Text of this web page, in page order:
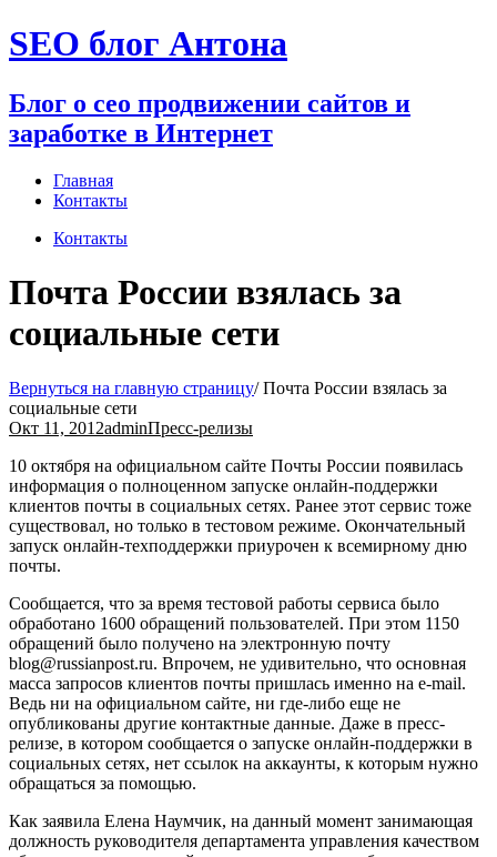
Перейти
к
SEO блог Антона
Блог о сео продвижении сайтов и
заработке в Интернет
Главная
Контакты
Контакты
Почта России взялась за
социальные сети
Вернуться на главную страницу/Почта России взялась за
социальные сети
Окт 11, 2012adminПресс-релизы
10 октября на официальном сайте Почты России появилась
информация о полноценном запуске онлайн-поддержки
клиентов почты в социальных сетях. Ранее этот сервис тоже
существовал, но только в тестовом режиме. Окончательный
запуск онлайн-техподдержки приурочен к всемирному дню
почты.
Сообщается, что за время тестовой работы сервиса было
обработано 1600 обращений пользователей. При этом 1150
обращений было получено на электронную почту
blog@russianpost.ru. Впрочем, не удивительно, что основная
масса запросов клиентов почты пришлась именно на e-mail.
Ведь ни на официальном сайте, ни где-либо еще не
опубликованы другие контактные данные. Даже в пресс-
релизе, в котором сообщается о запуске онлайн-поддержки в
социальных сетях, нет ссылок на аккаунты, к которым нужно
обращаться за помощью.
Как заявила Елена Наумчик, на данный момент занимающая
должность руководителя департамента управления качеством